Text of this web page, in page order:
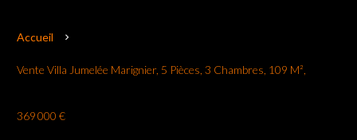
Accueil
Vente Villa Jumelée Marignier, 5 Pièces, 3 Chambres, 109 M²,
369 000 €